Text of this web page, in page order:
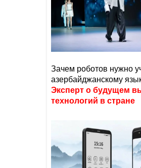
Зачем роботов нужно
азербайджанскому
Эксперт о будущем
технологий в стране